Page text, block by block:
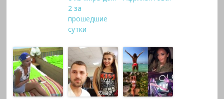
2 за
прошедшие
сутки